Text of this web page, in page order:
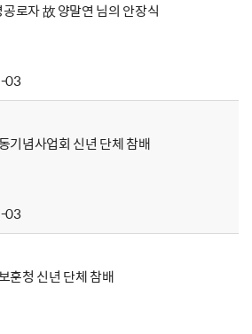
로자 故 양말연 님의 안장식
03
기념사업회 신년 단체 참배
03
훈청 신년 단체 참배